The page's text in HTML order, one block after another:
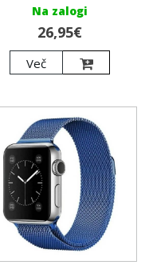
Na zalogi
26,95€
Več